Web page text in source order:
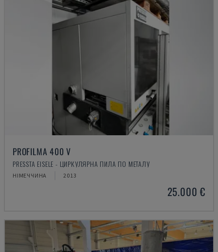
PROFILMA 400 V
PRESSTA EISELE - ЦИРКУЛЯРНА ПИЛА ПО МЕТАЛУ
НІМЕЧЧИНА 2013
25.000 €